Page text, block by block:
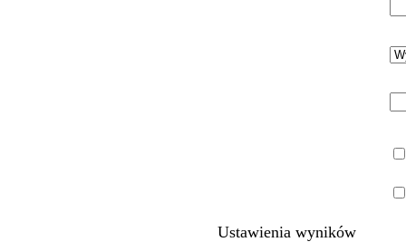
Ustawienia wyników